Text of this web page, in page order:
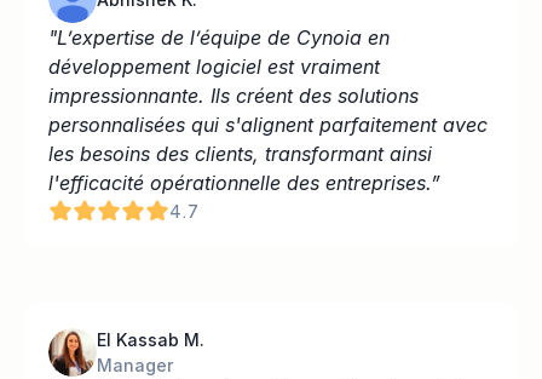
"L’expertise de l’équipe de Cynoia en
développement logiciel est vraiment
impressionnante. Ils créent des solutions
personnalisées qui s'alignent parfaitement avec
les besoins des clients, transformant ainsi
l'efficacité opérationnelle des entreprises.”
4.7
El Kassab M.
Manager